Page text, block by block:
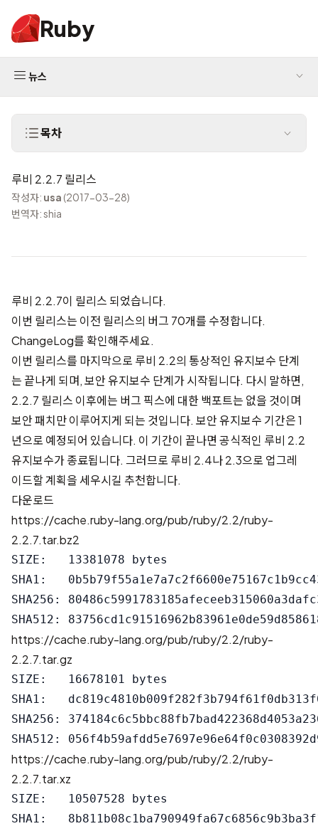
Ruby
뉴스
목차
루비 2.2.7 릴리스
작성자: usa (2017-03-28)
번역자: shia
루비 2.2.7이 릴리스 되었습니다.
이번 릴리스는 이전 릴리스의 버그 70개를 수정합니다.
ChangeLog를 확인해주세요.
이번 릴리스를 마지막으로 루비 2.2의 통상적인 유지보수 단계
는 끝나게 되며, 보안 유지보수 단계가 시작됩니다. 다시 말하면,
2.2.7 릴리스 이후에는 버그 픽스에 대한 백포트는 없을 것이며
보안 패치만 이루어지게 되는 것입니다. 보안 유지보수 기간은 1
년으로 예정되어 있습니다. 이 기간이 끝나면 공식적인 루비 2.2
유지보수가 종료됩니다. 그러므로 루비 2.4나 2.3으로 업그레
이드할 계획을 세우시길 추천합니다.
다운로드
https://cache.ruby-lang.org/pub/ruby/2.2/ruby-
2.2.7.tar.bz2
SIZE:   13381078 bytes
SHA1:
SHA256:
https://cache.ruby-lang.org/pub/ruby/2.2/ruby-
2.2.7.tar.gz
SIZE:   16678101 bytes
SHA1:
SHA256:
https://cache.ruby-lang.org/pub/ruby/2.2/ruby-
2.2.7.tar.xz
SIZE:   10507528 bytes
SHA1: